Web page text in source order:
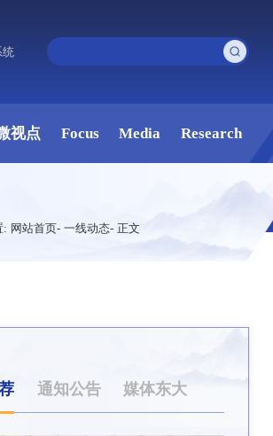
视点 Focus Media Research
: 网站首页- 一线动态- 正文
通知公告 媒体东大